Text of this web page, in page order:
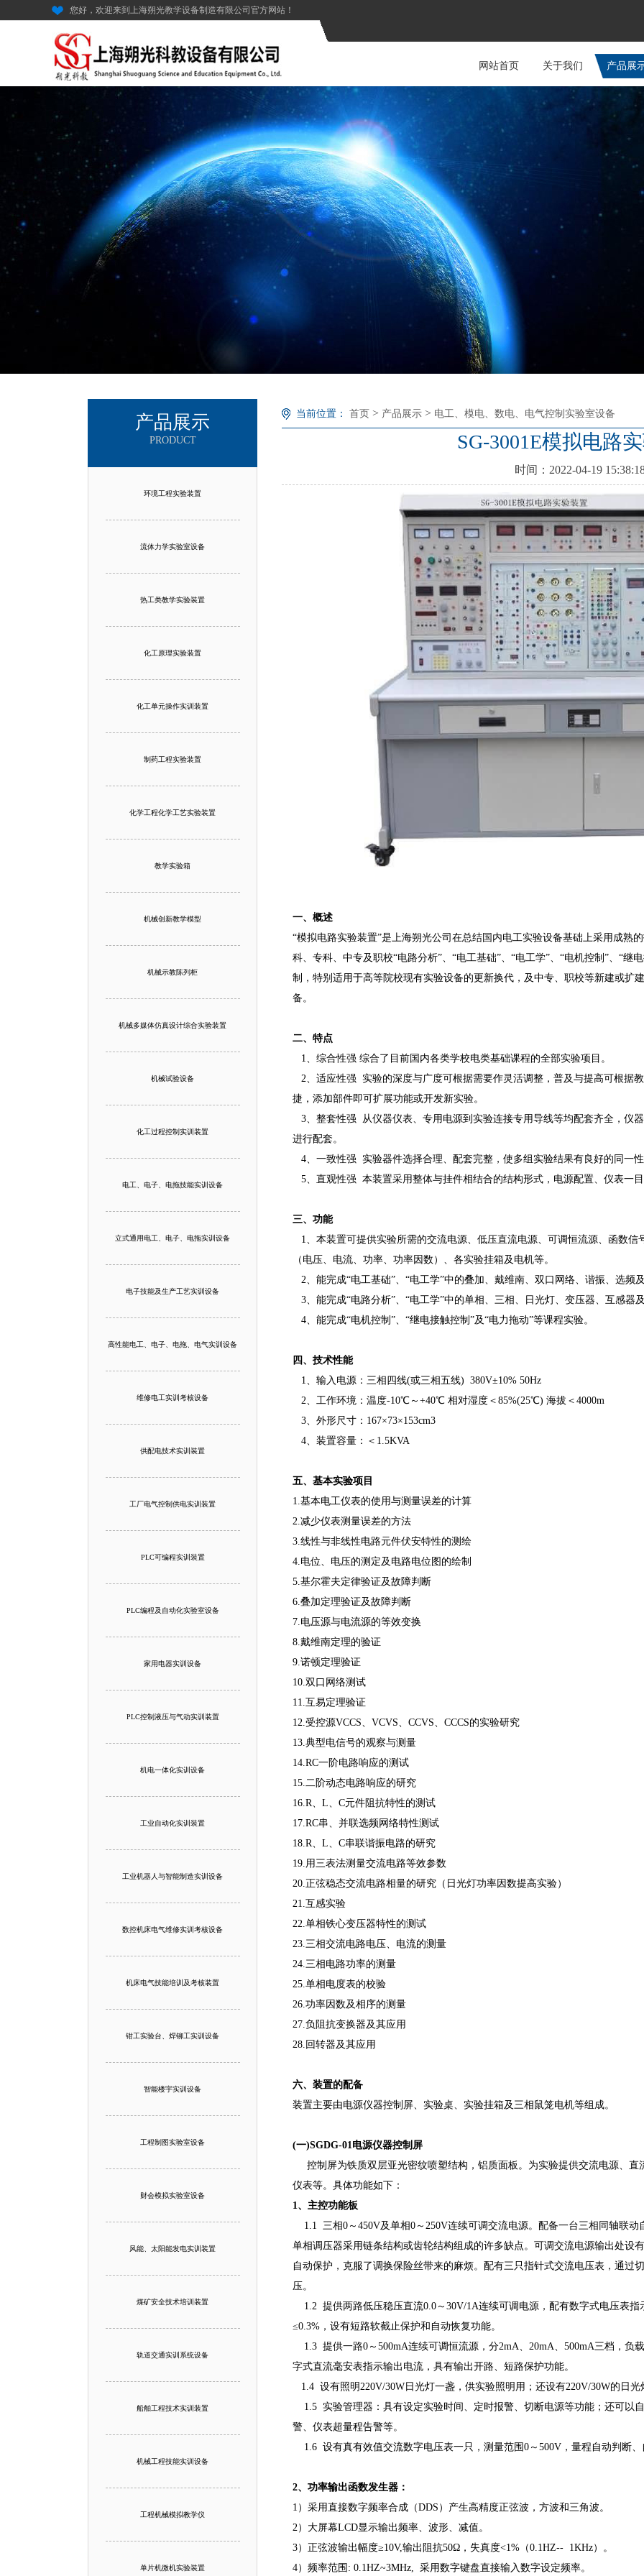
您好，欢迎来到上海朔光教学设备制造有限公司官方网站！
网站首页 关于我们 产品展
产品展示
PRODUCT
环境工程实验装置
流体力学实验室设备
热工类教学实验装置
化工原理实验装置
化工单元操作实训装置
制药工程实验装置
化学工程化学工艺实验装置
教学实验箱
机械创新教学模型
机械示教陈列柜
机械多媒体仿真设计综合实验装置
机械试验设备
化工过程控制实训装置
电工、电子、电拖技能实训设备
立式通用电工、电子、电拖实训设备
电子技能及生产工艺实训设备
高性能电工、电子、电拖、电气实训设备
维修电工实训考核设备
供配电技术实训装置
工厂电气控制供电实训装置
PLC可编程实训装置
PLC编程及自动化实验室设备
家用电器实训设备
PLC控制液压与气动实训装置
机电一体化实训设备
工业自动化实训装置
工业机器人与智能制造实训设备
数控机床电气维修实训考核设备
机床电气技能培训及考核装置
钳工实验台、焊铆工实训设备
智能楼宇实训设备
工程制图实验室设备
财会模拟实验室设备
风能、太阳能发电实训装置
煤矿安全技术培训装置
轨道交通实训系统设备
船舶工程技术实训装置
机械工程技能实训设备
工程机械模拟教学仪
单片机微机实验装置
当前位置： 首页 > 产品展示 > 电工、模电、数电、电气控制实验室设备
SG-3001E模拟电路
时间：2022-04-19
一、概述
“模拟电路实验装置”是上海朔光公司 在总结国内电工实验设备基础上采用成熟
科、专科、中专及职校“电路分析”、“电工基础”、“电工学”、“电机控制”、“继
制，特别适用于高等院校现有实验设备的更新换代，及中专、职校等新建或扩
备。
二、特点
1、综合性强 综合了目前国内各类学校电类基础课程的全部实验项目。
2、适应性强 实验的深度与广度可根据需要作灵活调整，普及与提高可根据
捷，添加部件即可扩展功能或开发新实验。
3、整套性强 从仪器仪表、专用电源到实验连接专用导线等均配套齐全，仪
进行配套。
4、一致性强 实验器件选择合理、配套完整，使多组实验结果有良好的同一性
5、直观性强 本装置采用整体与挂件相结合的结构形式，电源配置、仪表一
三、功能
1、本装置可提供实验所需的交流电源、低压直流电源、可调恒流源、函数
（电压、电流、功率、功率因数）、各实验挂箱及电机等。
2、能完成“电工基础”、“电工学”中的叠加、戴维南、双口网络、谐振、选频
3、能完成“电路分析”、“电工学”中的单相、三相、日光灯、变压器、互感器
4、能完成“电机控制”、“继电接触控制”及“电力拖动”等课程实验。
四、技术性能
1、输入电源：三相四线(或三相五线) 380V±10% 50Hz
2、工作环境：温度-10℃～+40℃ 相对湿度＜85%(25℃) 海拔＜4000m
3、外形尺寸：167×73×153cm3
4、装置容量：＜1.5KVA
五、基本实验项目
1.基本电工仪表的使用与测量误差的计算
2.减少仪表测量误差的方法
3.线性与非线性电路元件伏安特性的测绘
4.电位、电压的测定及电路电位图的绘制
5.基尔霍夫定律验证及故障判断
6.叠加定理验证及故障判断
7.电压源与电流源的等效变换
8.戴维南定理的验证
9.诺顿定理验证
10.双口网络测试
11.互易定理验证
12.受控源VCCS、VCVS、CCVS、CCCS的实验研究
13.典型电信号的观察与测量
14.RC一阶电路响应的测试
15.二阶动态电路响应的研究
16.R、L、C元件阻抗特性的测试
17.RC串、并联选频网络特性测试
18.R、L、C串联谐振电路的研究
19.用三表法测量交流电路等效参数
20.正弦稳态交流电路相量的研究（日光灯功率因数提高实验）
21.互感实验
22.单相铁心变压器特性的测试
23.三相交流电路电压、电流的测量
24.三相电路功率的测量
25.单相电度表的校验
26.功率因数及相序的测量
27.负阻抗变换器及其应用
28.回转器及其应用
六、装置的配备
装置主要由电源仪器控制屏、实验桌、实验挂箱及三相鼠笼电机等组成。
(一)SGDG-01电源仪器控制屏
控制屏为铁质双层亚光密纹喷塑结构，铝质面板。为实验提供交流电源、直
仪表等。具体功能如下：
1、主控功能板
1.1 三相0～450V及单相0～250V连续可调交流电源。配备一台三相同轴联动
单相调压器采用链条结构或齿轮结构组成的许多缺点。可调交流电源输出处设
自动保护，克服了调换保险丝带来的麻烦。配有三只指针式交流电压表，通过
压。
1.2 提供两路低压稳压直流0.0～30V/1A连续可调电源，配有数字式电压表指
≤0.3%，设有短路软截止保护和自动恢复功能。
1.3 提供一路0～500mA连续可调恒流源，分2mA、20mA、500mA三档，负
字式直流毫安表指示输出电流，具有输出开路、短路保护功能。
1.4 设有照明220V/30W日光灯一盏，供实验照明用；还设有220V/30W的日光
1.5 实验管理器：具有设定实验时间、定时报警、切断电源等功能；还可以
警、仪表超量程告警等。
1.6 设有真有效值交流数字电压表一只，测量范围0～500V，量程自动判断、
2、功率输出函数发生器：
1）采用直接数字频率合成（DDS）产生高精度正弦波，方波和三角波。
2）大屏幕LCD显示输出频率、波形、减值。
3）正弦波输出幅度≥10V,输出阻抗50Ω，失真度<1%（0.1HZ-- 1KHz）。
4）频率范围: 0.1HZ~3MHz, 采用数字键盘直接输入数字设定频率。